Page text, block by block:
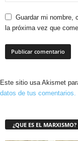
Guardar mi nombre,
la próxima vez que
Este sitio usa Akismet
datos de tus comentarios.
¿QUE ES EL